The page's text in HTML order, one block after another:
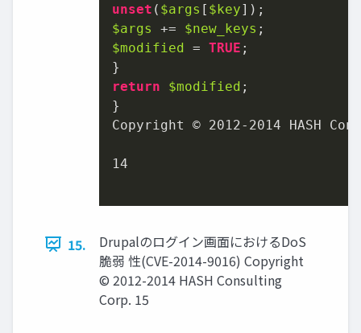
unset ( $args [ $key
$args
+= $new_keys
$modified = TRUE ;
return
$modified ;
}
Copyright © 2012- 2014 HASH
14
15.
Drupalのログイン画面におけるDoS
脆弱 性(CVE-2014-9016) Copyright
© 2012-2014 HASH Consulting
Corp. 15